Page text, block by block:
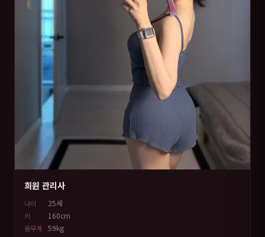
희원 관리사
나이 25세
키 160cm
몸무게 59kg